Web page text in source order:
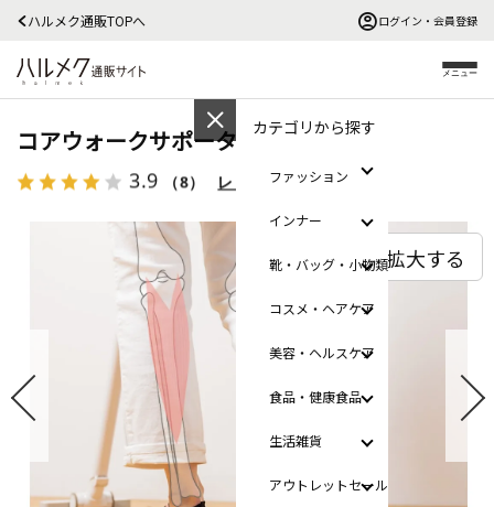
ハルメク通販TOPへ ログイン・会員登録
メニュー
カテゴリから探す
ファッション
インナー
靴・バッグ・小物類
コスメ・ヘアケア
美容・ヘルスケア
食品・健康食品
生活雑貨
アウトレットセール
コアウォークサポーター アジャスト
3.9 （8） レビューを見る
拡大する